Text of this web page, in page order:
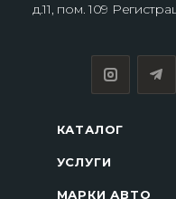
д.11, пом. 109
КАТАЛОГ
УСЛУГИ
МАРКИ АВТО